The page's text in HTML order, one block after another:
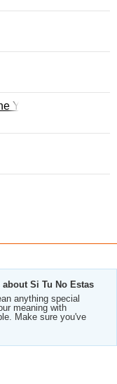
Year
Si Tu No Estas
anything special
meaning with
Make sure you've